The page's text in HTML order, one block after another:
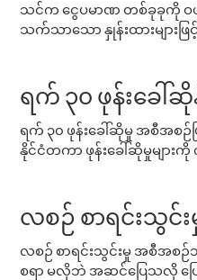
သင်က ငွေပမာဏ တစ်ခုခုကို
သက်သာသော နှုန်းထားများဖ
ရက် ၃၀ ဖုန်းခေါ်
ရက် ၃၀ ဖုန်းခေါ်ဆိုမှု အစီအစ
နိုင်ငံတကာ ဖုန်းခေါ်ဆိုမှုမျာ
လစဉ် စာရင်းသွင်
လစဉ် စာရင်းသွင်းမှု အစီအစဉ်
စရာ မလိုဘဲ အဆင်ပြေသလို ပြ